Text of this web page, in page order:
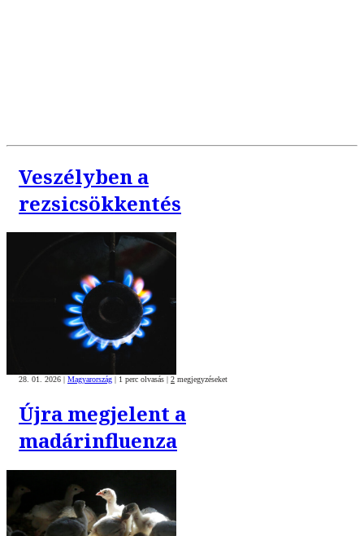
Veszélyben a
rezsicsökkentés
28. 01. 2026 Magyarország 1 perc olvasás 2 megjegyzéseket
Újra megjelent a
madárinfluenza